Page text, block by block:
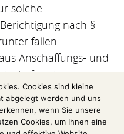
solche
nach §
fallen
Anschaffungs- und
des
Cookies sind kleine
abgelegt werden und uns
wenn Sie unsere
Cookies, um Ihnen eine